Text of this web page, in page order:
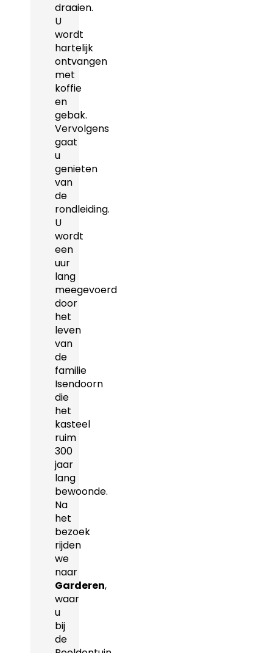
draaien.
U
wordt
hartelijk
ontvangen
met
koffie
en
gebak.
Vervolgens
gaat
u
genieten
van
de
rondleiding.
U
wordt
een
uur
lang
meegevoerd
door
het
leven
van
de
familie
Isendoorn
die
het
kasteel
ruim
300
jaar
lang
bewoonde.
Na
het
bezoek
rijden
we
naar
Garderen,
waar
u
bij
de